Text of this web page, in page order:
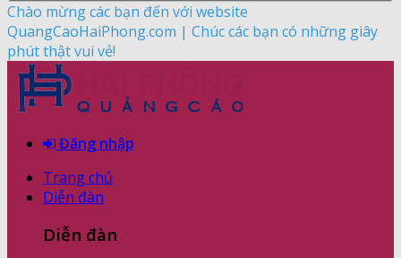
Chào mừng các bạn đến với website
QuangCaoHaiPhong.com | Chúc các bạn có những giây
phút thật vui vẻ!
Đăng nhập
Trang chủ
Diễn đàn
Diễn đàn